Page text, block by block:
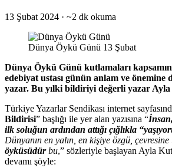
13 Şubat 2024 · ~2 dk okuma
Dünya Öykü Günü 13 Şubat
Dünya Öykü Günü kutlamaları
edebiyat ustası günün anlam ve önemine
yazar. Bu yılki bildiriyi değerli yazar Ayla
Türkiye Yazarlar Sendikası internet
Bildirisi” başlığı ile yer alan yazısına “
ilk soluğun ardından attığı çığlıkla
Dünyanın en yalın, en kişiye özgü,
öyküsüdürbu,” sözleriyle başlayan Ayla
devamı şöyle: